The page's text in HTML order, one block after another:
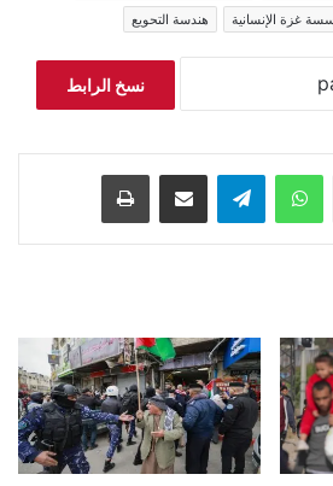
غزة الإنسانية هندسة التحويع
نسخ الرابط
واتساب تيلقرام مشاركة عبر البريد طباعة